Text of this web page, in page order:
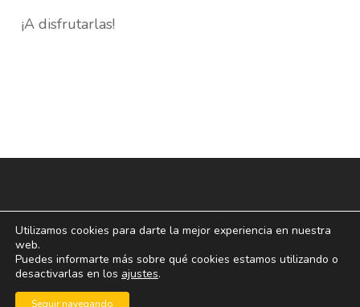
¡A disfrutarlas!
Utilizamos cookies para darte la mejor experiencia en nuestra
web.
Puedes informarte más sobre qué cookies estamos utilizando o
desactivarlas en los ajustes.
Seguir navegando